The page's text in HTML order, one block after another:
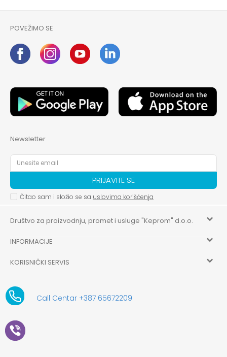
POVEŽIMO SE
Newsletter
PRIJAVITE SE
Čitao sam i složio se sa uslovima korišćenja
Društvo za proizvodnju, promet i usluge "Keprom" d.o.o.
HILANDARSKA 32, ISTOČNO NOVO SARAJEVO, ISTOČNO
aksaonlinebih@aksabih.ba
5514802214205743
61-01-0052-11
11079253
INFORMACIJE
Zaposlenje
Saradnja
KORISNIČKI SERVIS
Uslovi korišćenja i prodaje
Kako kupiti
Call Centar +387 65672209